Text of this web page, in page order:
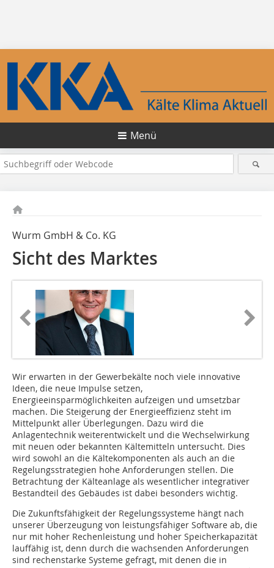
Menü
Wurm GmbH & Co. KG
Sicht des Marktes
Wir erwarten in der Gewerbekälte noch viele innovative
Ideen, die neue Impulse setzen,
Energieeinsparmöglichkeiten aufzeigen und umsetzbar
machen. Die Steigerung der Energieeffizienz steht im
Mittelpunkt aller Überlegungen. Dazu wird die
Anlagentechnik weiterentwickelt und die Wechselwirkung
mit neuen oder bekannten Kältemitteln untersucht. Dies
wird sowohl an die Kältekomponenten als auch an die
Regelungsstrategien hohe Anforderungen stellen. Die
Betrachtung der Kälteanlage als wesentlicher integrativer
Bestandteil des Gebäudes ist dabei besonders wichtig.
Die Zukunftsfähigkeit der Regelungssysteme hängt nach
unserer Überzeugung von leistungsfähiger Software ab, die
nur mit hoher Rechenleistung und hoher Speicherkapazität
lauffähig ist, denn durch die wachsenden Anforderungen
sind rechenstarke Systeme gefragt, mit denen die in